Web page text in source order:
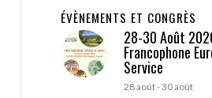
ÉVÈNEMENTS ET CONGRÈS
28-30 Août
Francophone
Service
28 août-30 août